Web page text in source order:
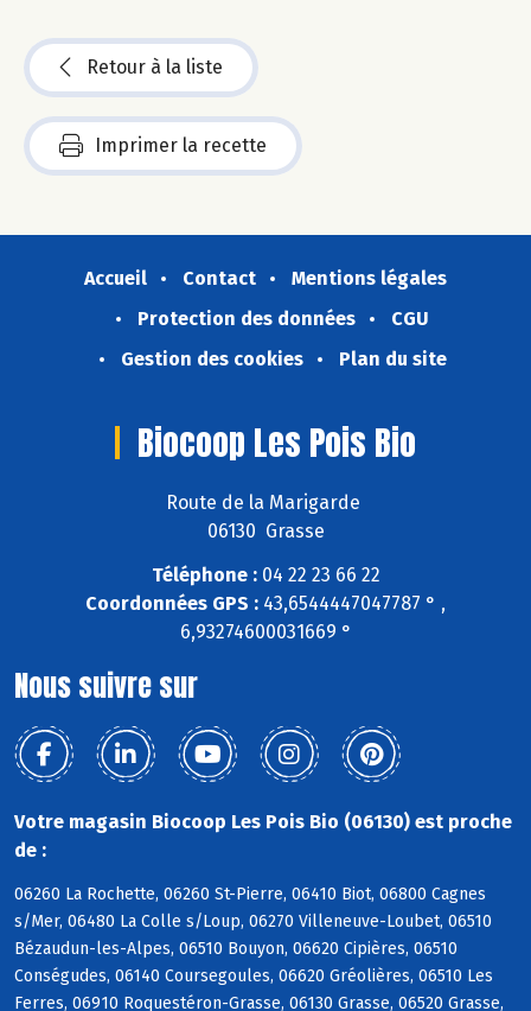
Retour à la liste
Imprimer la recette
Accueil Contact
Mentions légales
Protection des données
CGU
Gestion des cookies
Plan du site
Biocoop Les Pois Bio
Route de la Marigarde
06130 Grasse
Téléphone :04 22 23 66 22
Coordonnées GPS : 43,6544447047787 ° ,
6,93274600031669 °
Nous suivre sur
Votre magasin Biocoop Les Pois Bio (06130) est proche
de :
06260 La Rochette, 06260 St-Pierre, 06410 Biot, 06800 Cagnes
s/Mer, 06480 La Colle s/Loup, 06270 Villeneuve-Loubet, 06510
Bézaudun-les-Alpes, 06510 Bouyon, 06620 Cipières, 06510
Conségudes, 06140 Coursegoules, 06620 Gréolières, 06510 Les
Ferres, 06910 Roquestéron-Grasse, 06130 Grasse, 06520 Grasse,